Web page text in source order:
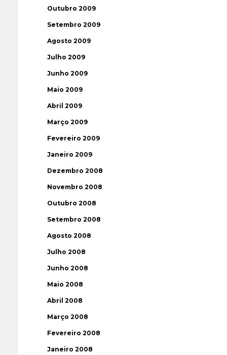
Outubro 2009
Setembro 2009
Agosto 2009
Julho 2009
Junho 2009
Maio 2009
Abril 2009
Março 2009
Fevereiro 2009
Janeiro 2009
Dezembro 2008
Novembro 2008
Outubro 2008
Setembro 2008
Agosto 2008
Julho 2008
Junho 2008
Maio 2008
Abril 2008
Março 2008
Fevereiro 2008
Janeiro 2008